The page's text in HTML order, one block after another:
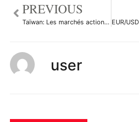
PREVIOUS
Taïwan: Les marchés actions finissent en baisse; l’indice Taiwan Weighted recule de 1,11%
user